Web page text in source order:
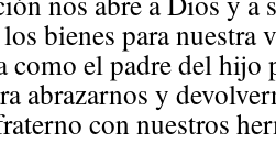
bienes para nuestra
como el padre del
abrazarnos y
con nuestros